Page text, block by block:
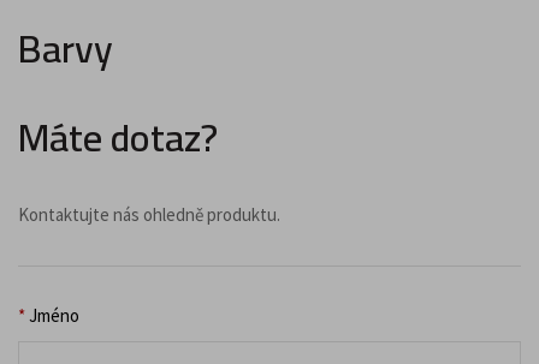
Barvy
Máte dotaz?
Kontaktujte nás ohledně produktu.
*Jméno